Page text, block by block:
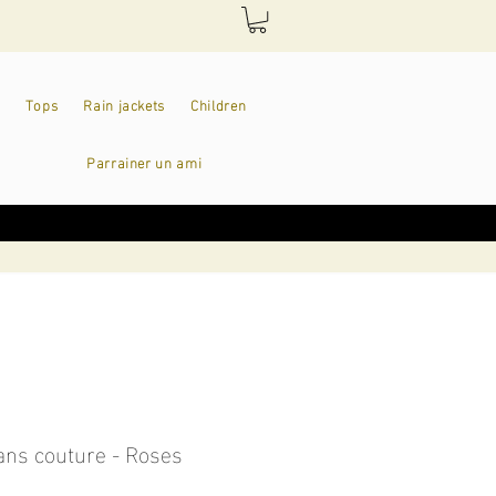
Tops Rain jackets Children
Parrainer un ami
couture - Roses